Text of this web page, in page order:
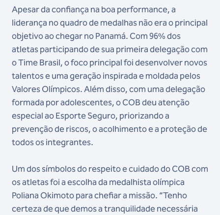
Apesar da confiança na boa performance, a
liderança no quadro de medalhas não era o principal
objetivo ao chegar no Panamá. Com 96% dos
atletas participando de sua primeira delegação com
o Time Brasil, o foco principal foi desenvolver novos
talentos e uma geração inspirada e moldada pelos
Valores Olímpicos. Além disso, com uma delegação
formada por adolescentes, o COB deu atenção
especial ao Esporte Seguro, priorizando a
prevenção de riscos, o acolhimento e a proteção de
todos os integrantes.
Um dos símbolos do respeito e cuidado do COB com
os atletas foi a escolha da medalhista olímpica
Poliana Okimoto para chefiar a missão. “Tenho
certeza de que demos a tranquilidade necessária